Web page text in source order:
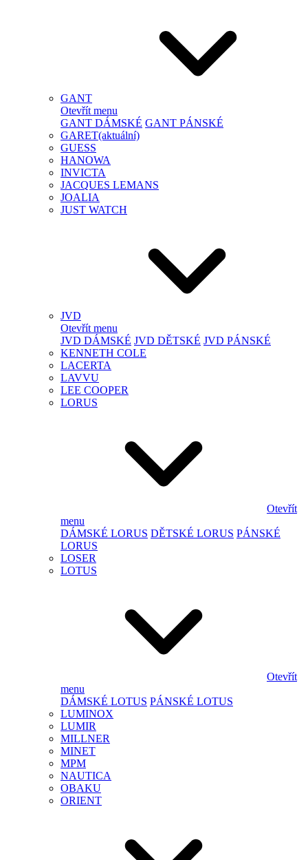
GANT
Otevřít menu
GANT DÁMSKÉ GANT PÁNSKÉ
GARET(aktuální)
GUESS
HANOWA
INVICTA
JACQUES LEMANS
JOALIA
JUST WATCH
JVD
Otevřít menu
JVD DÁMSKÉ JVD DĚTSKÉ JVD PÁNSKÉ
KENNETH COLE
LACERTA
LAVVU
LEE COOPER
LORUS
Otevřít
menu
DÁMSKÉ LORUS DĚTSKÉ LORUS PÁNSKÉ
LORUS
LOSER
LOTUS
Otevřít
menu
DÁMSKÉ LOTUS PÁNSKÉ LOTUS
LUMINOX
LUMIR
MILLNER
MINET
MPM
NAUTICA
OBAKU
ORIENT